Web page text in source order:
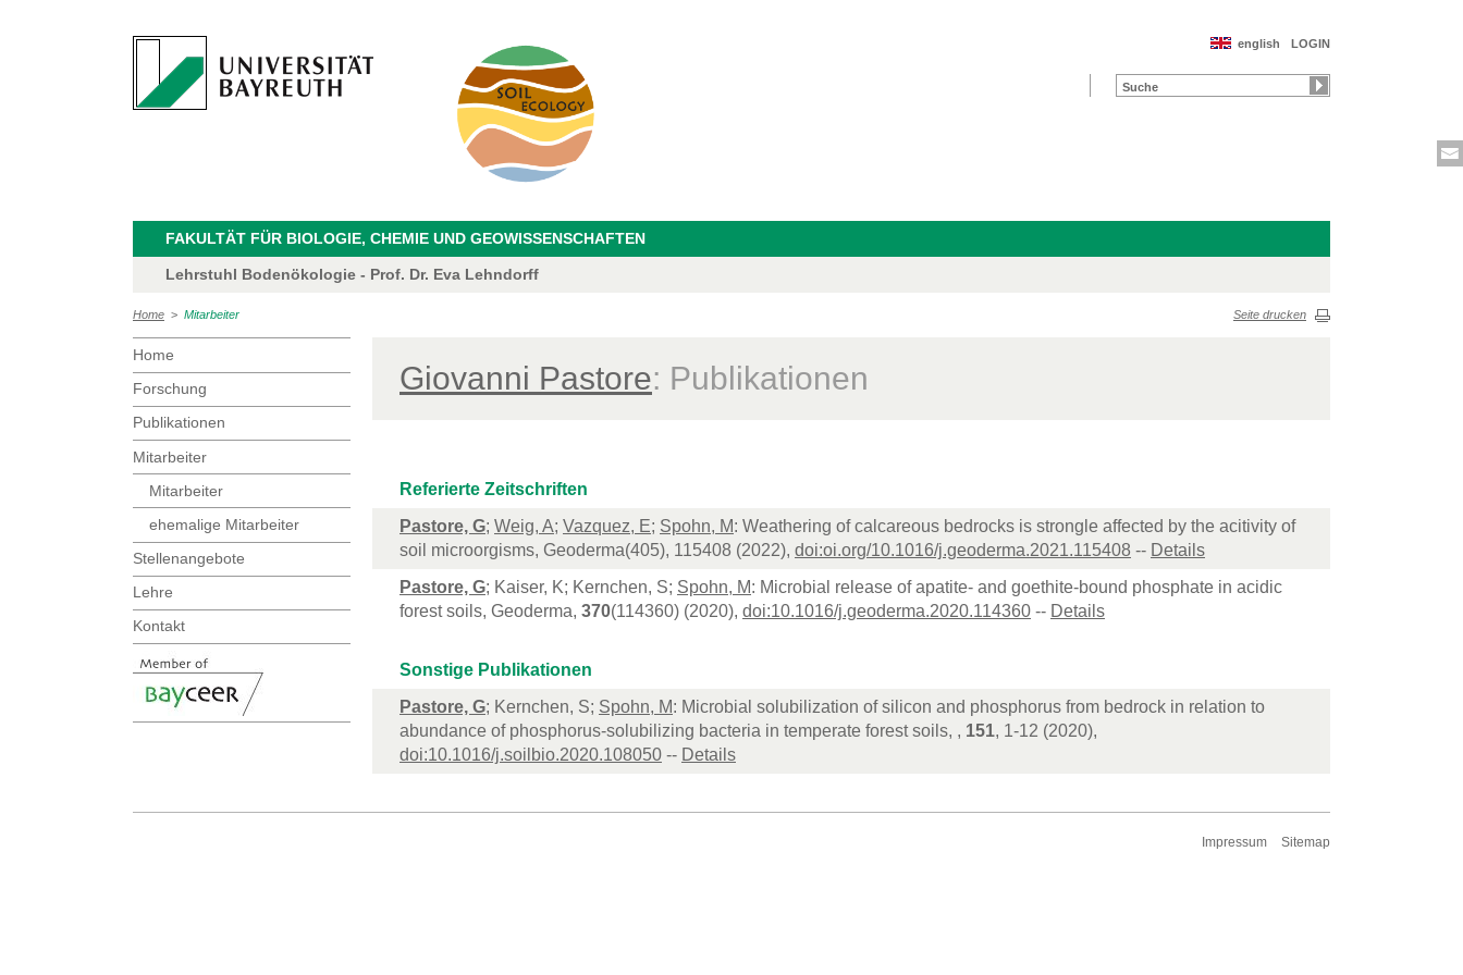
LOGIN
english
FAKULTÄT FÜR BIOLOGIE, CHEMIE UND GEOWISSENSCHAFTEN
Lehrstuhl Bodenökologie - Prof. Dr. Eva Lehndorff
Home > Mitarbeiter Seite drucken
Home
Forschung
Publikationen
Mitarbeiter
Mitarbeiter
ehemalige Mitarbeiter
Stellenangebote
Lehre
Kontakt
Giovanni Pastore: Publikationen
Referierte Zeitschriften
Pastore, G; Weig, A; Vazquez, E; Spohn, M: Weathering of calcareous bedrocks is strongle affected by the acitivity of
soil microorgisms, Geoderma(405), 115408 (2022), doi:oi.org/10.1016/j.geoderma.2021.115408 -- Details
Pastore, G; Kaiser, K; Kernchen, S; Spohn, M: Microbial release of apatite- and goethite-bound phosphate in acidic
forest soils, Geoderma, 370(114360) (2020), doi:10.1016/j.geoderma.2020.114360 -- Details
Sonstige Publikationen
Pastore, G; Kernchen, S; Spohn, M: Microbial solubilization of silicon and phosphorus from bedrock in relation to
abundance of phosphorus-solubilizing bacteria in temperate forest soils, , 151, 1-12 (2020),
doi:10.1016/j.soilbio.2020.108050 -- Details
Impressum Sitemap